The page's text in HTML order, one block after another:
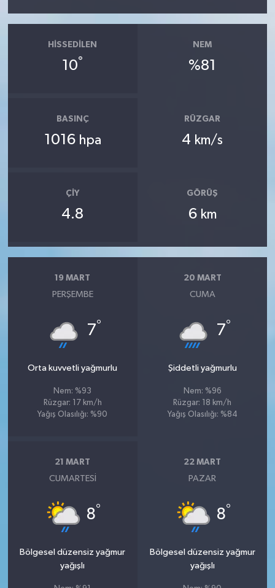
HISSEDILEN
10°
NEM
%81
BASINÇ
1016 hpa
RÜZGAR
4 km/s
ÇIY
4.8
GÖRÜŞ
6 km
19 MART
PERŞEMBE
7°
Orta kuvvetli yağmurlu
Nem: %93
Rüzgar: 17 km/h
Yağış Olasılığı: %90
20 MART
CUMA
7°
Şiddetli yağmurlu
Nem: %96
Rüzgar: 18 km/h
Yağış Olasılığı: %84
21 MART
CUMARTESI
8°
Bölgesel düzensiz yağmur
yağışlı
22 MART
PAZAR
8°
Bölgesel düzensiz yağmur
yağışlı